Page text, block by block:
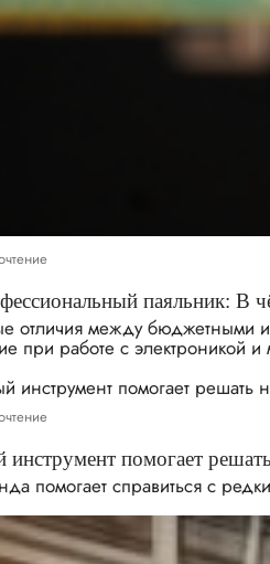
паяльник: В
отличия между бюджетными и
при работе с электроникой и
помогает
помогает справиться с